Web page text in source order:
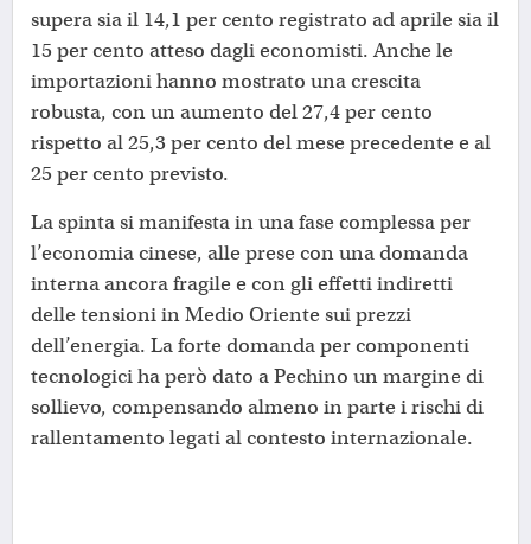
supera sia il 14,1 per cento registrato ad aprile sia il
15 per cento atteso dagli economisti. Anche le
importazioni hanno mostrato una crescita
robusta, con un aumento del 27,4 per cento
rispetto al 25,3 per cento del mese precedente e al
25 per cento previsto.
La spinta si manifesta in una fase complessa per
l’economia cinese, alle prese con una domanda
interna ancora fragile e con gli effetti indiretti
delle tensioni in Medio Oriente sui prezzi
dell’energia. La forte domanda per componenti
tecnologici ha però dato a Pechino un margine di
sollievo, compensando almeno in parte i rischi di
rallentamento legati al contesto internazionale.